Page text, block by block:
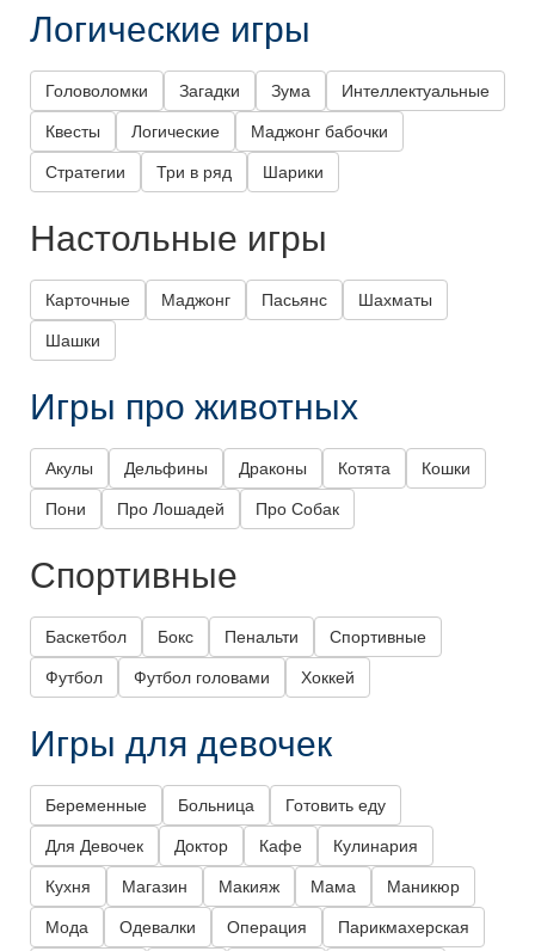
Логические игры
Головоломки Загадки Зума Интеллектуальные
Квесты Логические Маджонг бабочки
Стратегии Три в ряд Шарики
Настольные игры
Карточные Маджонг Пасьянс Шахматы
Шашки
Игры про животных
Акулы Дельфины Драконы Котята Кошки
Пони Про Лошадей Про Собак
Спортивные
Баскетбол Бокс Пенальти Спортивные
Футбол Футбол головами Хоккей
Игры для девочек
Беременные Больница Готовить еду
Для Девочек Доктор Кафе Кулинария
Кухня Магазин Макияж Мама Маникюр
Мода Одевалки Операция Парикмахерская